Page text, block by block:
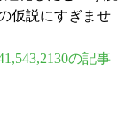
仮説にすぎませ
の記事